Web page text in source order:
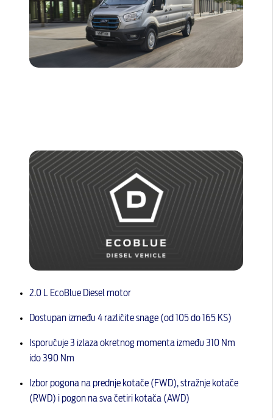
2.0 L EcoBlue Diesel motor
Dostupan između 4 različite snage (od 105 do 165 KS)
Isporučuje 3 izlaza okretnog momenta između 310 Nm
ido 390 Nm
Izbor pogona na prednje kotače (FWD), stražnje kotače
(RWD) i pogon na sva četiri kotača (AWD)